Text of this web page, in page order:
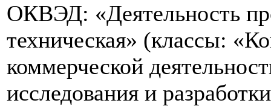
ОКВЭД: «Деятельность
техническая» (классы:
коммерческой
исследования и